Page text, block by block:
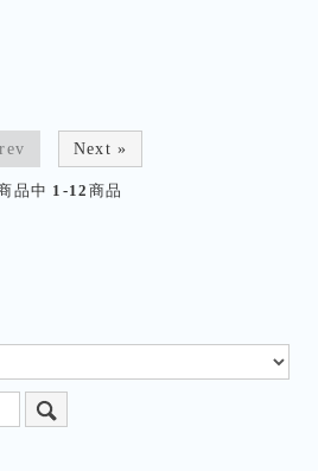
Next »
品中 1-12 商品